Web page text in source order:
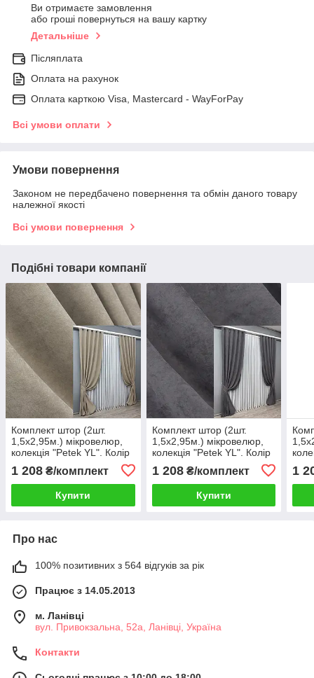
Ви отримаєте замовлення
або гроші повернуться на вашу картку
Детальніше
Післяплата
Оплата на рахунок
Оплата карткою Visa, Mastercard - WayForPay
Всі умови оплати
Умови повернення
Законом не передбачено повернення та обмін даного товару
належної якості
Всі умови повернення
Подібні товари компанії
Комплект штор (2шт.
1,5х2,95м.) мікровелюр,
колекція "Petek YL". Колір
тауп. Код 1708ш 33-0607
1 208 ₴/комплект
Купити
Комплект штор (2шт.
1,5х2,95м.) мікровелюр,
колекція "Petek YL". Колір
33-0603
1 208₴/комплект
Купити
1
Про нас
100% позитивних з 564 відгуків за рік
Працює з 14.05.2013
м. Ланівці
вул. Привокзальна, 52а, Ланівці, Україна
Контакти